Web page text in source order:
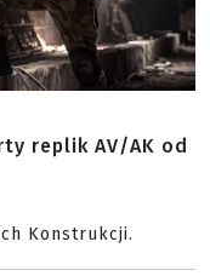
replik AV/AK od
Konstrukcji.